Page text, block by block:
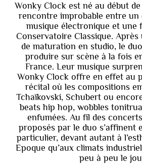
Wonky Clock est né au début de
rencontre improbable entre
musique électronique et une
Conservatoire Classique. Après
de maturation en studio, le
produire sur scène à la fois
France. Leur musique
Wonky Clock offre en effet au
récital où les compositions
Tchaïkovski, Schubert ou
beats hip hop, wobbles
enfumées. Au fil des
proposés par le duo s’affinent
particulier, devant autant à
Epoque qu’aux climats
peu à peu le